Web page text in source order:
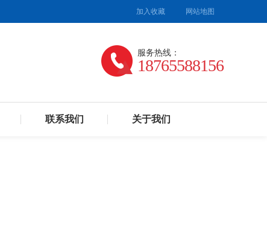
加入收藏 网站地图
服务热线：
18765588156
联系我们 关于我们